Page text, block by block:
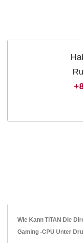
Wie Kann TITAN Die
Gaming -CPU Unter